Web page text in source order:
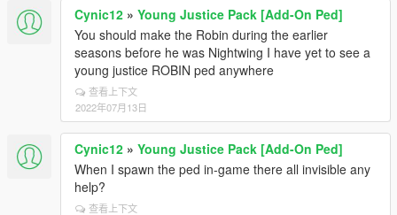
Cynic12 » Young Justice Pack [Add-On Ped]
You should make the Robin during the earlier
seasons before he was Nightwing I have yet to see a
young justice ROBIN ped anywhere
查看上下文
2022年07月13日
Cynic12 » Young Justice Pack [Add-On Ped]
When I spawn the ped in-game there all invisible any
help?
查看上下文